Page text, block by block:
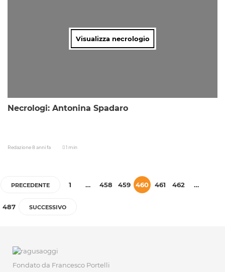
Visualizza necrologio
Necrologi: Antonina Spadaro
Redazione8 anni fa 1 min
PRECEDENTE 1 … 458 459 460 461 462 …
487 SUCCESSIVO
Fondato da Francesco Portelli